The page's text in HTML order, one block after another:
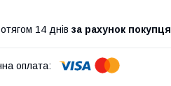
14 днів за рахунок покупця